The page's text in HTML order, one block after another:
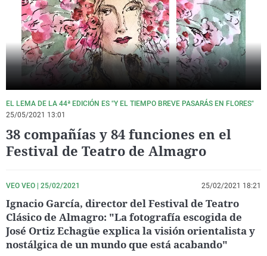
La rosa de los vientos
Gente viajera
Como el perro y el
Caso
Retornados
Equipo de
Operación Viuda
Extremadura
Galicia
La Rioja
Navarra
País Vasco
Virales
Televisión
Elecciones
EL LEMA DE LA 44ª EDICIÓN ES "Y EL TIEMPO BREVE PASARÁS EN FLORES"
25/05/2021 13:01
38 compañías y 84 funciones en el
Festival de Teatro de Almagro
VEO VEO | 25/02/2021 25/02/2021 18:21
Ignacio García, director del Festival de Teatro
Clásico de Almagro: "La fotografía escogida de
José Ortiz Echagüe explica la visión orientalista y
nostálgica de un mundo que está acabando"